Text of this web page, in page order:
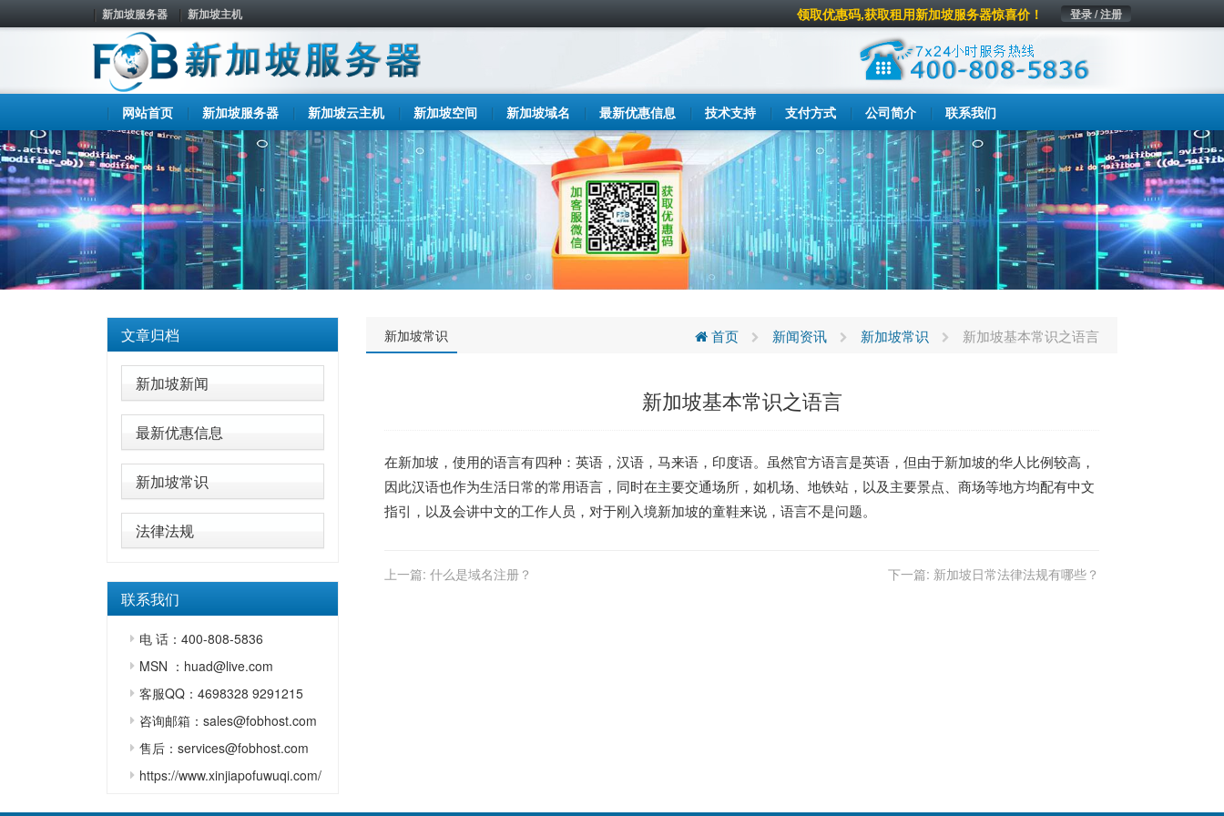
新加坡服务器 新加坡主机 登录 / 注册
领取优惠码,获取租用新加坡服务器惊喜价！
网站首页 新加坡服务器 新加坡云主机 新加坡空间 新加坡域名 最新优惠信息 技术支持 支付方式 公司简介 联系我们
文章归档
新加坡新闻
最新优惠信息
新加坡常识
法律法规
联系我们
电 话：400-808-5836
MSN ：huad@live.com
客服QQ：4698328 9291215
咨询邮箱：sales@fobhost.com
售后：services@fobhost.com
https://www.xinjiapofuwuqi.com/
新加坡常识 首页 新闻资讯 新加坡常识 新加坡基本常识之语言
新加坡基本常识之语言
在新加坡，使用的语言有四种：英语，汉语，马来语，印度语。虽然官方语言是英语，但由于新加坡的华人比例较高，
因此汉语也作为生活日常的常用语言，同时在主要交通场所，如机场、地铁站，以及主要景点、商场等地方均配有中文
指引，以及会讲中文的工作人员，对于刚入境新加坡的童鞋来说，语言不是问题。
上一篇: 什么是域名注册？ 下一篇: 新加坡日常法律法规有哪些？